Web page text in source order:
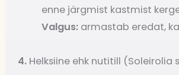
enne järgmist kastmist
Valgus: armastab eredat,
4. Helksiine ehk nutitill (Soleirolia